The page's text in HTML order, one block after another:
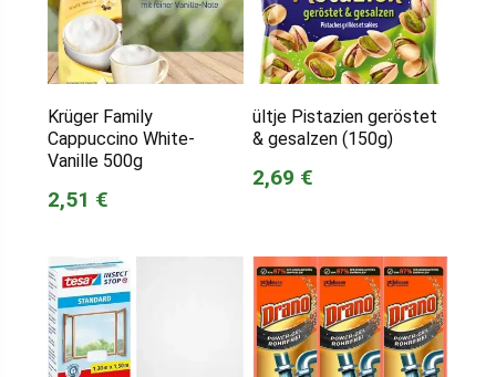
Krüger Family
Cappuccino White-
Vanille 500g
2,51 €
ültje Pistazien geröstet
& gesalzen (150g)
2,69 €